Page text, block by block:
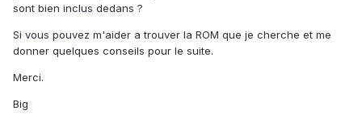
sont bien inclus dedans ?
Si vous pouvez m'aider a trouver la ROM que je cherche et me
donner quelques conseils pour le suite.
Merci.
Big